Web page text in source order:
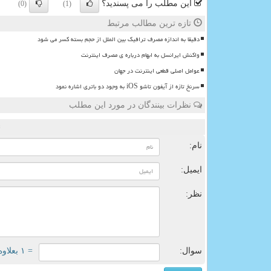
این مطلب را می پسندید؟ (1)
(0)
تازه ترین مطالب مرتبط
دقیقا به اندازه مصرف ترافیک بین الملل از حجم بسته کسر می شود
واکنش ایرانسل به ابهام درباره ی مصرف اینترنت
عوامل اصلی قطعی اینترنت در جهان
سرنخ تازه از آیفون تاشو iOS به وجود دو باتری اشاره نمود
نظرات بینندگان در مورد این مطلب
نام:
ایمیل:
نظر:
سوال: = ۱ بعلاوه ۲